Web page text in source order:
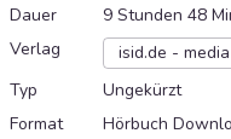
Dauer
9 Stunden 48
Verlag
isid.de -
Typ
Ungekürzt
Format
Hörbuch